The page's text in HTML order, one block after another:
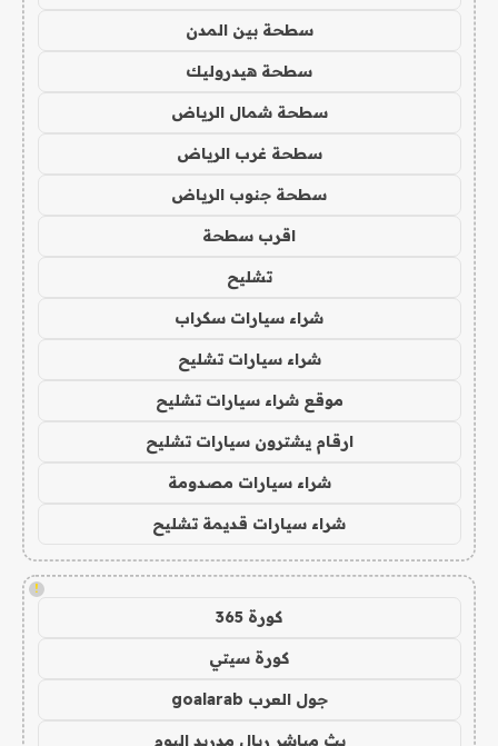
سطحة بين المدن
سطحة هيدروليك
سطحة شمال الرياض
سطحة غرب الرياض
سطحة جنوب الرياض
اقرب سطحة
تشليح
شراء سيارات سكراب
شراء سيارات تشليح
موقع شراء سيارات تشليح
ارقام يشترون سيارات تشليح
شراء سيارات مصدومة
شراء سيارات قديمة تشليح
!
كورة 365
كورة سيتي
جول العرب goalarab
بث مباشر ريال مدريد اليوم